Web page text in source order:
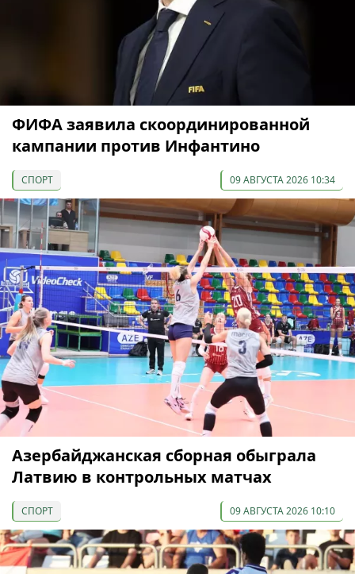
ФИФА заявила скоординированной
кампании против Инфантино
СПОРТ 09 АВГУСТА 2026 10:34
Азербайджанская сборная обыграла
Латвию в контрольных матчах
СПОРТ 09 АВГУСТА 2026 10:10